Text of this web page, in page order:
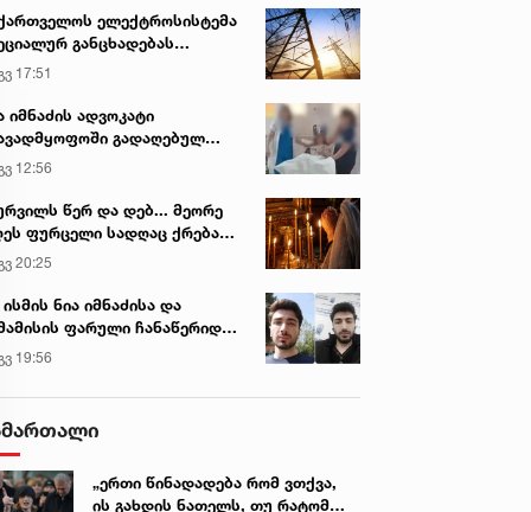
ელექტროსისტემა
განცხადებას
17:51
იმნაძის ადვოკატი
გადაღებულ
ავრცელებს
12:56
წერ და დებ... მეორე
ფურცელი სადღაც ქრება
სურვილი სრულდება...“ -
ტაძარი შიდა
20:25
ნია იმნაძისა და
ფარული ჩანაწერიდან
ავალიანის მკვლელობის
19:56
„ერთი წინადადება რომ ვთქვა,
ის გახდის ნათელს, თუ რატომ